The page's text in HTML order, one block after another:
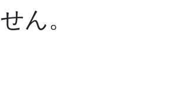
ん。